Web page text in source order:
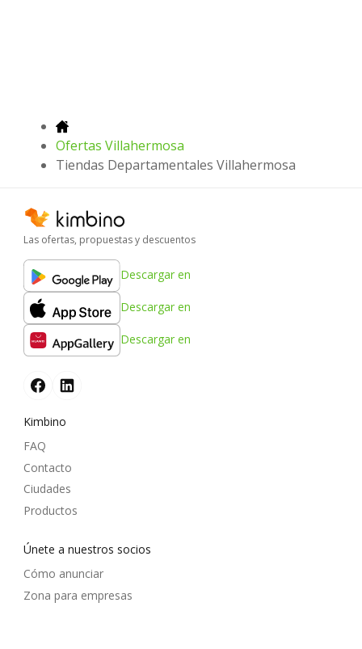
Ofertas Villahermosa
Tiendas Departamentales Villahermosa
Las ofertas, propuestas y descuentos
Descargar en
Descargar en
Descargar en
Kimbino
FAQ
Contacto
Ciudades
Productos
Únete a nuestros socios
Cómo anunciar
Zona para empresas